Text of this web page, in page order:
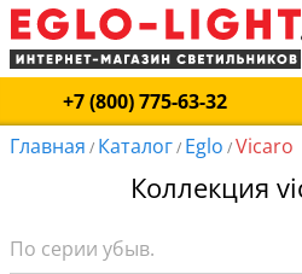
+7 (800) 775-63-32
Главная / Каталог/ Eglo /Vicaro
Коллекция